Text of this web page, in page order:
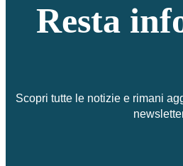
Resta
Scopri tutte le notizie e rimani